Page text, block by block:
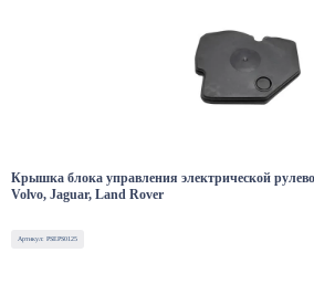
Крышка блока управления электрической
Volvo, Jaguar, Land Rover
Артикул: PSEPS0125